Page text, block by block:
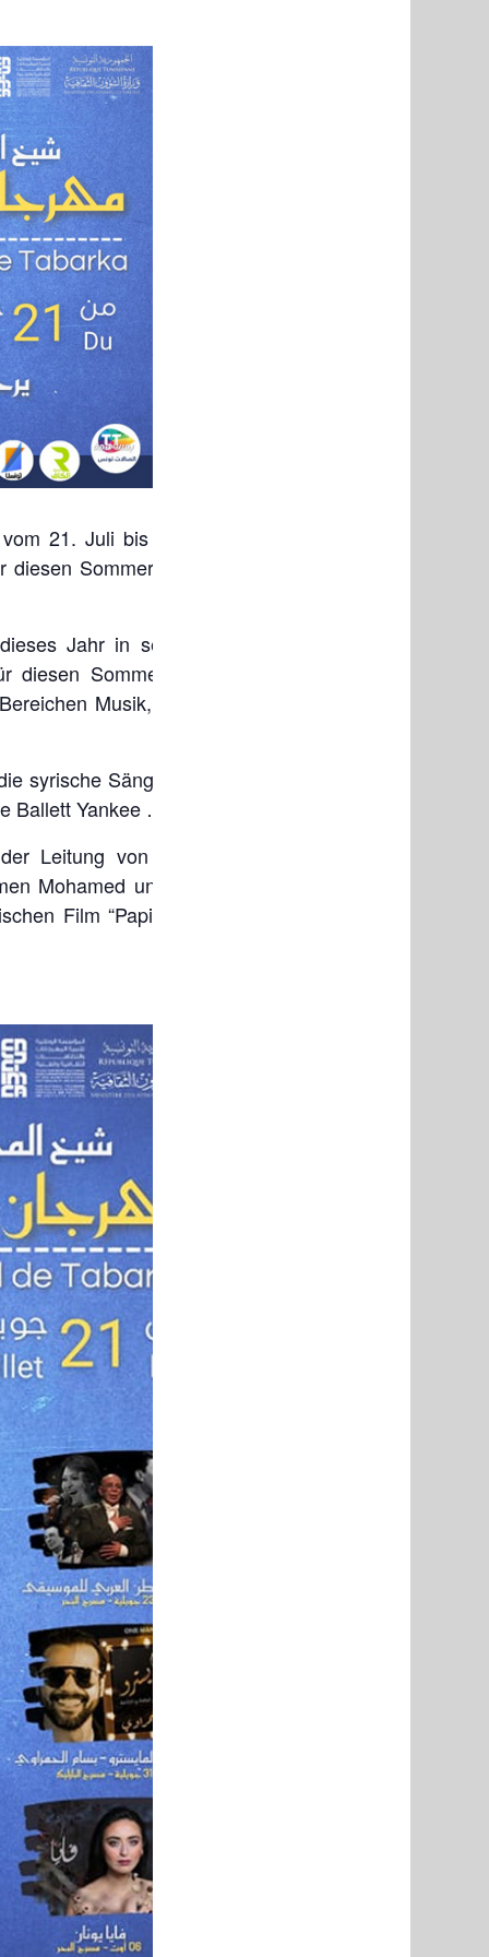
21. Juli bis zum 14.
Sommer bekannt
Jahr in seiner 58.
diesen Sommer ist ein
Musik, Theater,
syrische Sängerin Faïa
Ballett Yankee …
Leitung von Maestro
Mohamed und Chokri
Film “Papillon d’or”